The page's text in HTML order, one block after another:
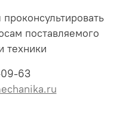
поставляемого
техники
63